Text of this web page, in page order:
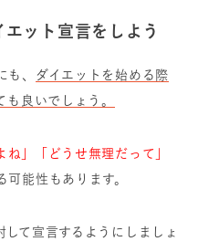
エット宣言をしよう
も、 ダイエットを始める際
も良いでしょう。
ね」「どうせ無理だって」
能性もあります。
て宣言するようにしましょ